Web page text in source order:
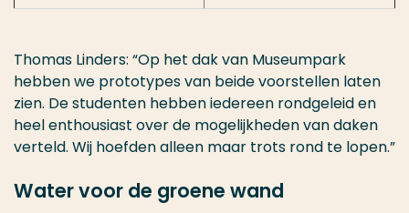
Thomas Linders: “Op het dak van Museumpark
hebben we prototypes van beide voorstellen laten
zien. De studenten hebben iedereen rondgeleid en
heel enthousiast over de mogelijkheden van daken
verteld. Wij hoefden alleen maar trots rond te lopen.”
Water voor de groene wand